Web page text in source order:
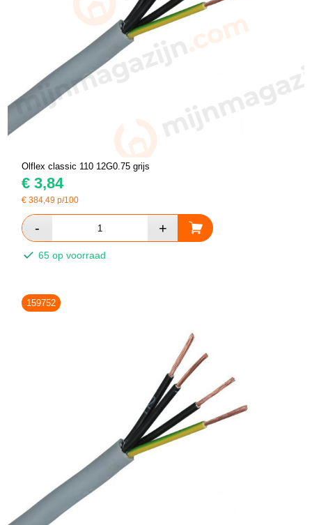
Olflex classic 110 12G0.75 grijs
€ 3,84
€384,49 p/100
65 op voorraad
159752